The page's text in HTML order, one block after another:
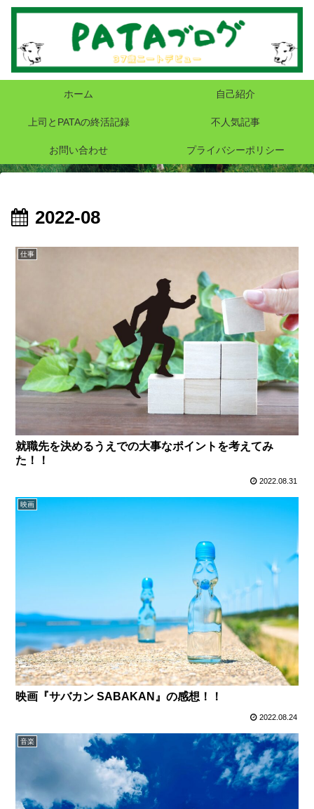
ホーム 自己紹介
上司とPATAの終活記録 不人気記事
お問い合わせ プライバシーポリシー
2022-08
仕事
就職先を決めるうえでの大事なポイントを考えてみ
た！！
2022.08.31
映画
映画『サバカン SABAKAN』の感想！！
2022.08.24
音楽